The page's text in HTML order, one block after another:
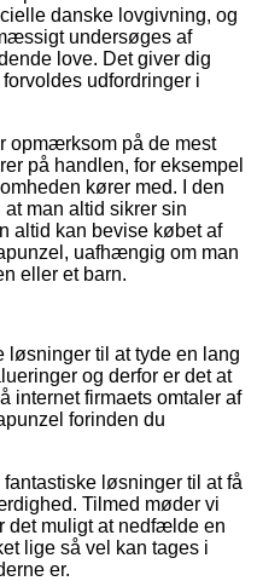
danske lovgivning, og
undersøges af
love. Det giver dig
udfordringer i
opmærksom på de mest
på handlen, for eksempel
kører med. I den
man altid sikrer sin
altid kan bevise købet af
uafhængig om man
eller et barn.
løsninger til at tyde en lang
og derfor er det at
internet firmaets omtaler af
forinden du
løsninger til at få
Tilmed møder vi
det muligt at nedfælde en
lige så vel kan tages i
er.